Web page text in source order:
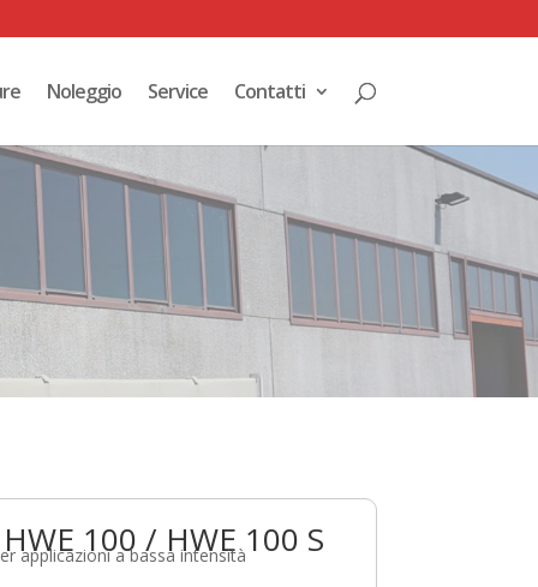
Noleggio Service Contatti
100 / HWE 100 S
applicazioni a bassa intensità